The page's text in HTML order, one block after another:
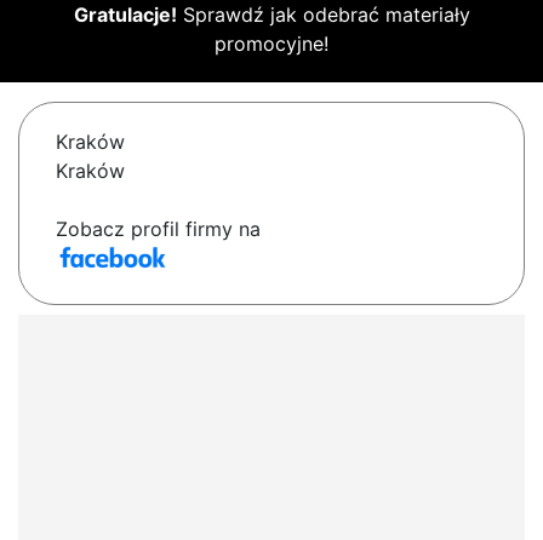
Gratulacje! Sprawdź jak odebrać materiały
promocyjne!
Kraków
Kraków
Zobacz profil firmy na